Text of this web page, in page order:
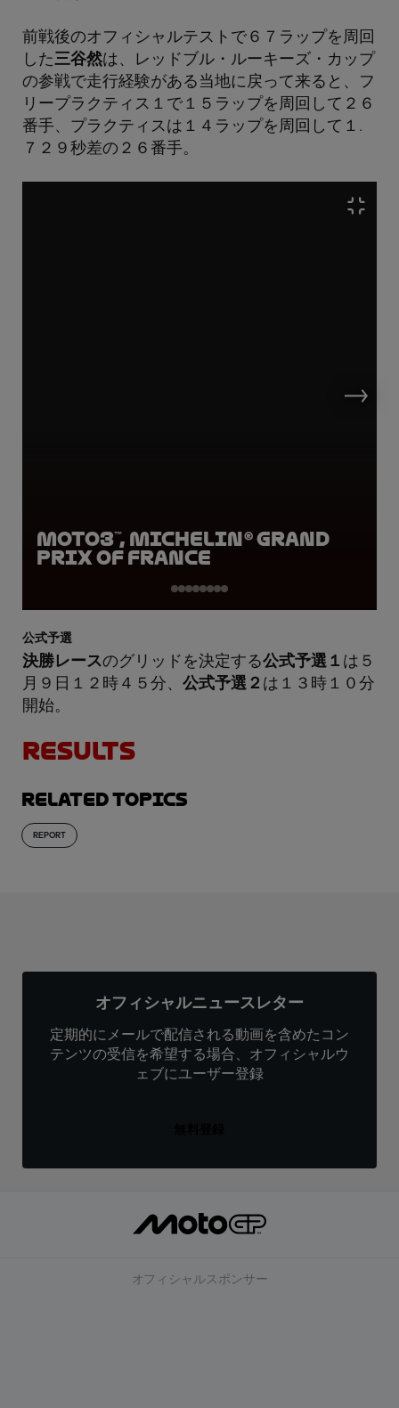
前戦後のオフィシャルテストで６７ラップを周回
した三谷然は、レッドブル・ルーキーズ・カップ
の参戦で走行経験がある当地に戻って来ると、フ
リープラクティス１で１５ラップを周回して２６
番手、プラクティスは１４ラップを周回して１.
７２９秒差の２６番手。
Moto3™, Michelin® Grand
Prix of France
公式予選
決勝レースのグリッドを決定する公式予選１ は５
月９日１２時４５分、 公式予選２ は１３時１０分
開始。
RESULTS
Related topics
REPORT
オフィシャルニュースレター
定期的にメールで配信される動画を含めたコン
テンツの受信を希望する場合、オフィシャルウ
ェブにユーザー登録
オフィシャルスポンサー